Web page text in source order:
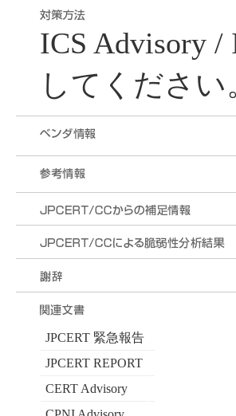
ICS Advisory /
してください
JPCERT 緊急報告
JPCERT REPORT
CERT Advisory